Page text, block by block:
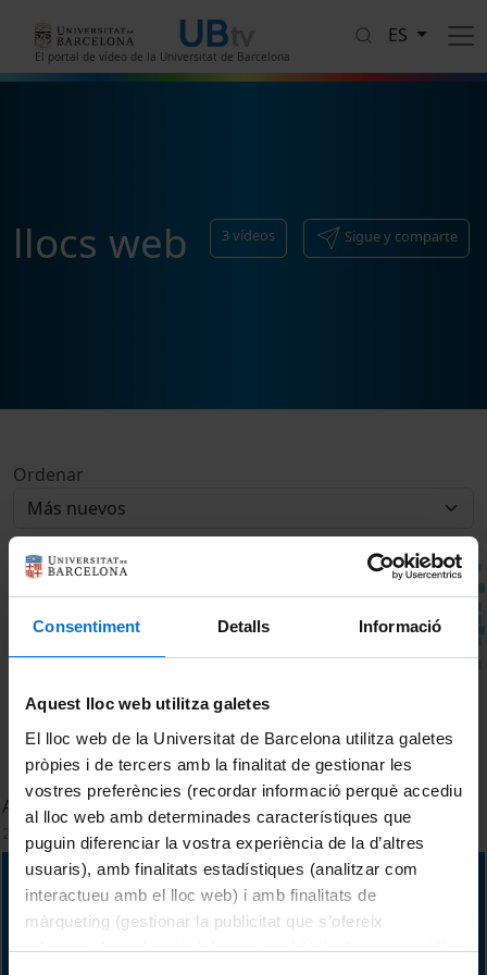
Consentiment Detalls Informació
Aquest lloc web utilitza galetes
El lloc web de la Universitat de Barcelona utilitza galetes
pròpies i de tercers amb la finalitat de gestionar les
vostres preferències (recordar informació perquè accediu
al lloc web amb determinades característiques que
puguin diferenciar la vostra experiència de la d’altres
usuaris), amb finalitats estadístiques (analitzar com
interactueu amb el lloc web) i amb finalitats de
màrqueting (gestionar la publicitat que s’ofereix
adequant-la en funció dels vostres hàbits de navegació).
El portal de vídeo de la Universitat de Barcelona
ES
llocs web 3vídeos Sigue y comparte
Ordenar
Acte de presentació del portal Compendium.cat
22 Octubre, 2024